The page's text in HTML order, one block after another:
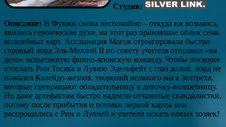
Студия:
Описание: В Фуюки снова неспокойно – откуда ни возьмись,
явились героические духи, на этот раз принявшие облик семи
волшебных карт. Ассоциация Магов отреагировала быстро –
суровый лорд Эль-Меллой II по совету учителя отправил «на
дело» испытанную финно-японскую команду. Чтобы поскорее
отослать Рин Тосака и Лувию Эдельфейт с глаз долой, лорд не
пожалел Калейдо-жезлов, творений великого мага Зелтреха,
которые превращают обладательницу в девочку-волшебницу.
Но даже артефактам быстро надоели отчаянные скандалистки,
потому после прибытия и поимки первой карты они
распрощались с Рин и Лувией и улетели искать новых хозяек!